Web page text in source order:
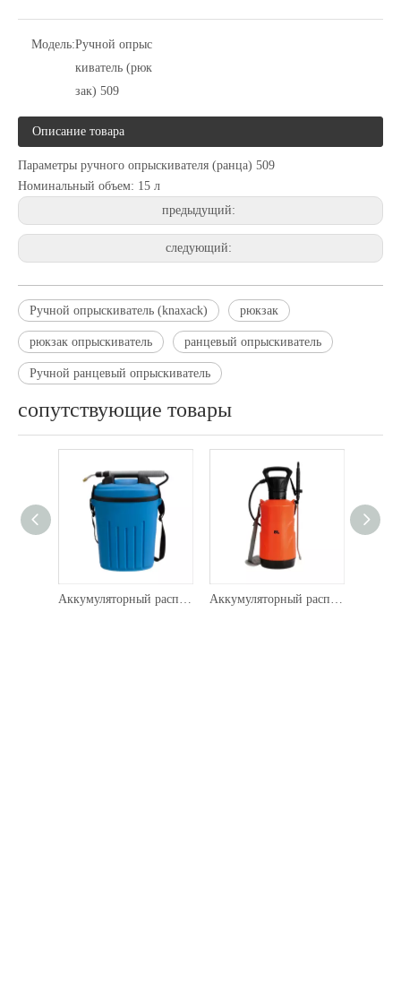
Модель:Ручной опрыс
киватель (рюк
зак) 509
Описание товара
Параметры ручного опрыскивателя (ранца) 509
Номинальный объем: 15 л
предыдущий:
следующий:
Ручной опрыскиватель (knaxack) рюкзак
рюкзак опрыскиватель ранцевый опрыскиватель
Ручной ранцевый опрыскиватель
сопутствующие товары
Аккумуляторный распылитель (плечо назад) -304 Аккумуляторный распылитель (плечо назад) -303